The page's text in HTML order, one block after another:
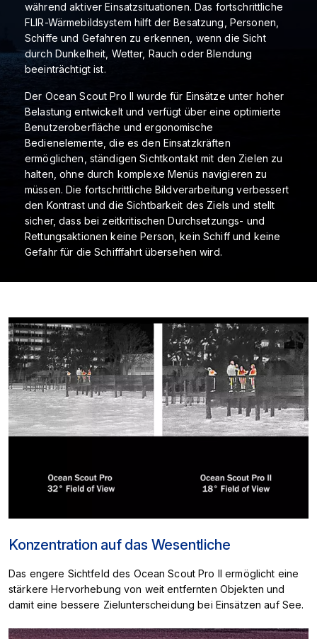
während aktiver Einsatzsituationen. Das fortschrittliche
FLIR-Wärmebildsystem hilft der Besatzung, Personen,
Schiffe und Gefahren zu erkennen, wenn die Sicht
durch Dunkelheit, Wetter, Rauch oder Blendung
beeinträchtigt ist.
Der Ocean Scout Pro II wurde für Einsätze unter hoher
Belastung entwickelt und verfügt über eine optimierte
Benutzeroberfläche und ergonomische
Bedienelemente, die es den Einsatzkräften
ermöglichen, ständigen Sichtkontakt mit den Zielen zu
halten, ohne durch komplexe Menüs navigieren zu
müssen. Die fortschrittliche Bildverarbeitung verbessert
den Kontrast und die Sichtbarkeit des Ziels und stellt
sicher, dass bei zeitkritischen Durchsetzungs- und
Rettungsaktionen keine Person, kein Schiff und keine
Gefahr für die Schifffahrt übersehen wird.
Konzentration auf das Wesentliche
Das engere Sichtfeld des Ocean Scout Pro II ermöglicht eine
stärkere Hervorhebung von weit entfernten Objekten und
damit eine bessere Zielunterscheidung bei Einsätzen auf See.